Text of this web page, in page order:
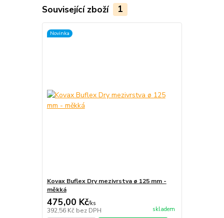
Související zboží 1
Novinka
Kovax Buflex Dry mezivrstva ø 125 mm -
měkká
475,00 Kč/ks
392,56 Kč bez DPH skladem